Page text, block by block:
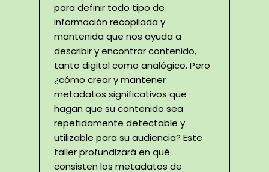
para definir todo tipo de
información recopilada y
mantenida que nos ayuda a
describir y encontrar contenido,
tanto digital como analógico. Pero
¿cómo crear y mantener
metadatos significativos que
hagan que su contenido sea
repetidamente detectable y
utilizable para su audiencia? Este
taller profundizará en qué
consisten los metadatos de